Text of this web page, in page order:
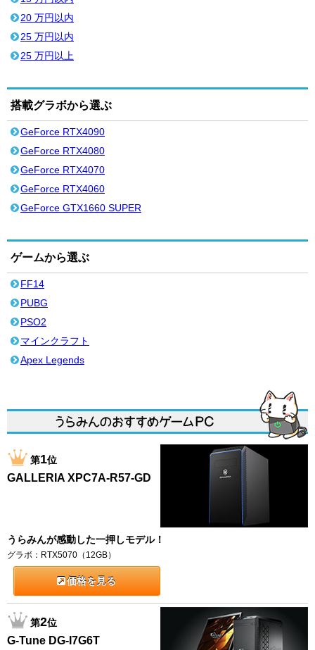
20 万円以内
25 万円以内
25 万円以上
搭載グラボから選ぶ
GeForce RTX4090
GeForce RTX4080
GeForce RTX4070
GeForce RTX4060
GeForce GTX1660 SUPER
ゲームから選ぶ
FF14
PUBG
PSO2
マインクラフト
Apex Legends
第1位
GALLERIA XPC7A-R57-GD
うらみんが感動した一押しモデル！
グラボ：RTX5070（12GB）
価格を見る
第2位
G-Tune DG-I7G6T